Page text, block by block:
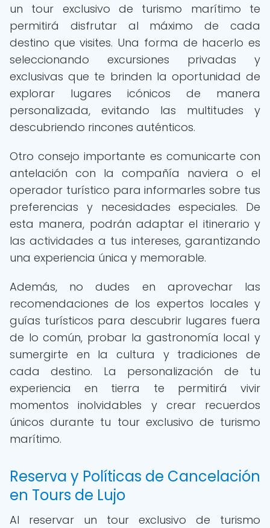
un tour exclusivo de turismo marítimo te
permitirá disfrutar al máximo de cada
destino que visites. Una forma de hacerlo es
seleccionando excursiones privadas y
exclusivas que te brinden la oportunidad de
explorar lugares icónicos de manera
personalizada, evitando las multitudes y
descubriendo rincones auténticos.
Otro consejo importante es comunicarte con
antelación con la compañía naviera o el
operador turístico para informarles sobre tus
preferencias y necesidades especiales. De
esta manera, podrán adaptar el itinerario y
las actividades a tus intereses, garantizando
una experiencia única y memorable.
Además, no dudes en aprovechar las
recomendaciones de los expertos locales y
guías turísticos para descubrir lugares fuera
de lo común, probar la gastronomía local y
sumergirte en la cultura y tradiciones de
cada destino. La personalización de tu
experiencia en tierra te permitirá vivir
momentos inolvidables y crear recuerdos
únicos durante tu tour exclusivo de turismo
marítimo.
Reserva y Políticas de Cancelación
en Tours de Lujo
Al reservar un tour exclusivo de turismo